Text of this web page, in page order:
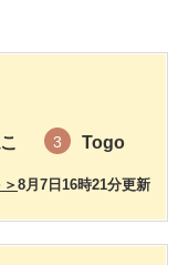
3 Togo
8月7日16時21分更新
＞